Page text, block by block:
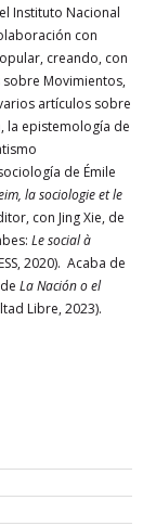
Instituto Nacional
con
creando, con
Movimientos,
artículos sobre
la epistemología de
de Émile
la sociologie et le
con Jing Xie, de
Le social à
2020). Acaba de
deLa Nación o el
Libre, 2023).